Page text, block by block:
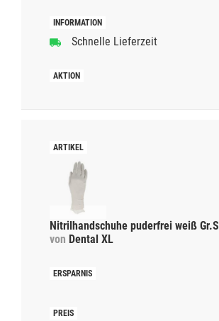
Schnelle Lieferzeit
Nitrilhandschuhe puderfrei weiß Gr.S
von Dental XL